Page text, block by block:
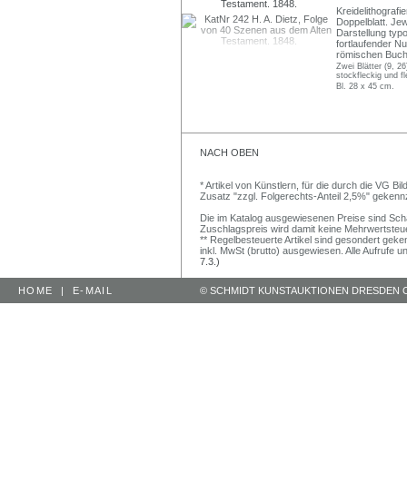
Doppelblatt.
Darstellung
fortlaufender
römischen
Zwei Blätter (9,
stockfleckig und
Bl. 28 x 45 cm.
NACH OBEN
* Artikel von Künstlern, für die durch die VG
Zusatz "zzgl. Folgerechts-Anteil 2,5%"
Die im Katalog ausgewiesenen Preise sind
Zuschlagspreis wird damit keine
** Regelbesteuerte Artikel sind gesondert
inkl. MwSt (brutto) ausgewiesen. Alle Aufrufe
7.3.)
HOME | E-MAIL © SCHMIDT KUNSTAUKTIONEN DRESDEN